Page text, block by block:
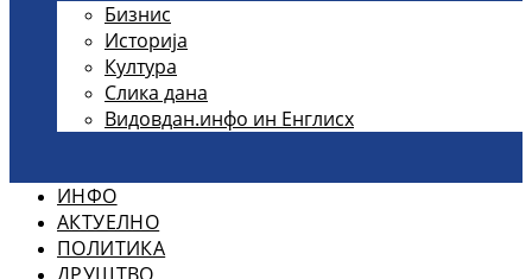
Бизнис
Историја
Култура
Слика дана
Видовдан.инфо ин Енглисх
ИНФО
АКТУЕЛНО
ПОЛИТИКА